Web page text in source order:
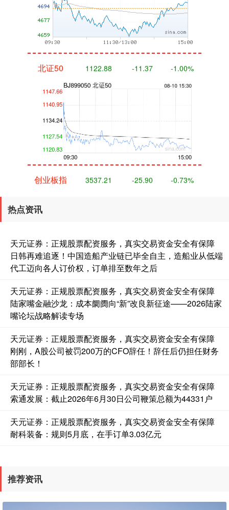
北证50 1122.88 -11.37 -1.00%
创业板指 3537.21 -25.90 -0.73%
国债指数 229.80 +0.11 +0.05%
期指IC0 7881.40 +26.20 +0.33%
热点资讯
天元证券：正规股票配资服务，真实交易资金安全有保障
日韩再难追逐！中国造船产业链已毕全自主，造船业从低端
代工迈向各人订价权，订单排至数年之后
天元证券：正规股票配资服务，真实交易资金安全有保障
陆家嘴金融沙龙：成本阛阓向“新”改良新征途——2026陆家
嘴论坛战略解读专场
天元证券：正规股票配资服务，真实交易资金安全有保障
刚刚，A股公司被罚200万的CFO辞任！辞任后仍担任财务
部部长！
天元证券：正规股票配资服务，真实交易资金安全有保障
索通发展：截止2026年6月30日公司鞭策总额为44331户
天元证券：正规股票配资服务，真实交易资金安全有保障
耐科装备：规则5月底，在手订单3.03亿元
推荐资讯